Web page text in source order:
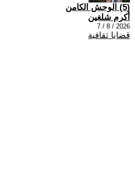
(5) الوحش الكامن
أكرم شلغين
2026 / 8 / 7
قضايا ثقافية